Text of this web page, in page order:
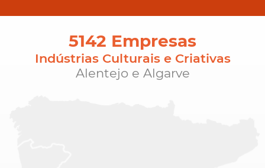
5142 Empresas
Indústrias Culturais e Criativas
Alentejo e Algarve